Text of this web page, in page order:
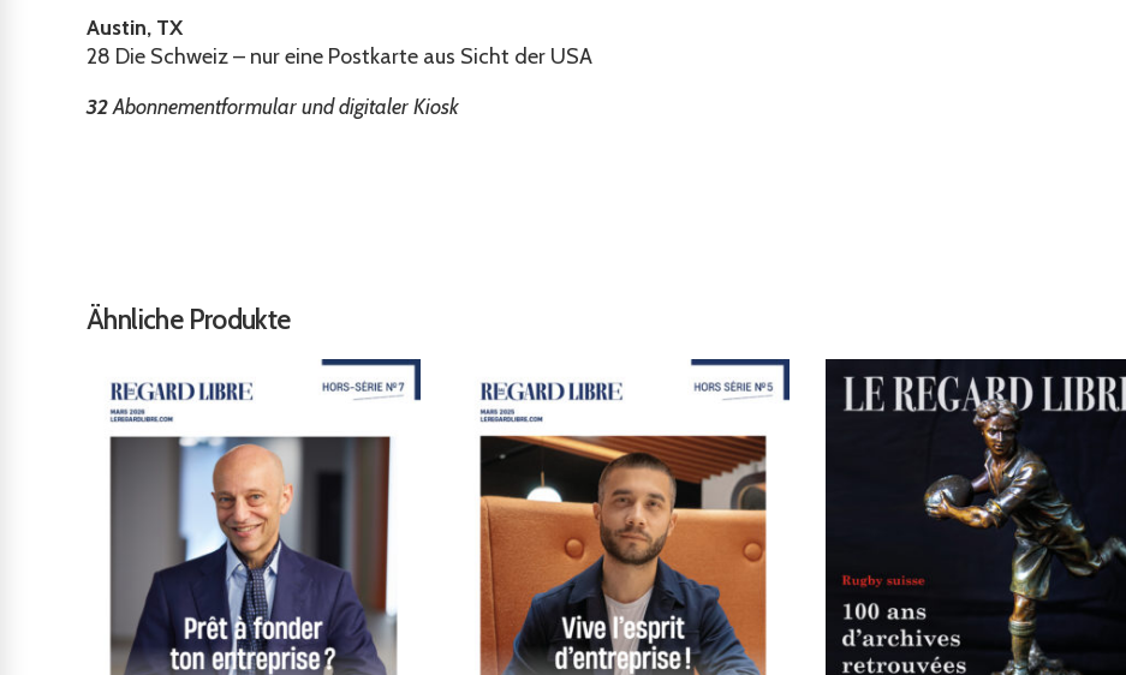
Austin, TX
28 Die Schweiz – nur eine Postkarte aus Sicht der USA
32Abonnementformular und digitaler Kiosk
Ähnliche Produkte